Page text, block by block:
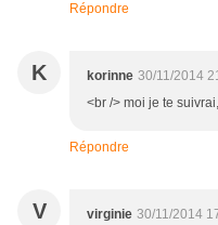
Répondre
K korinne 30/11/2014
<br /> moi je te
Répondre
V virginie 30/11/2014